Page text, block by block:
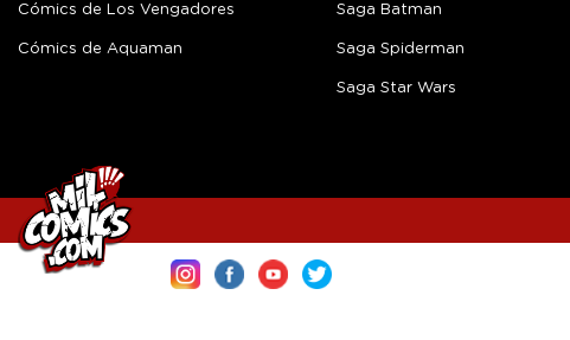
Cómics de Los Vengadores
Cómics de Aquaman
Saga Batman
Saga Spiderman
Saga Star Wars